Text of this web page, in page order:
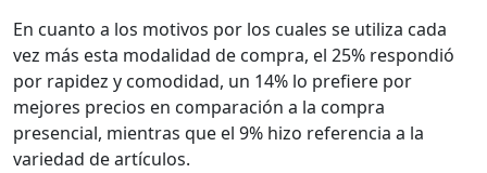
En cuanto a los motivos por los cuales se utiliza cada
vez más esta modalidad de compra, el 25% respondió
por rapidez y comodidad, un 14% lo prefiere por
mejores precios en comparación a la compra
presencial, mientras que el 9% hizo referencia a la
variedad de artículos.